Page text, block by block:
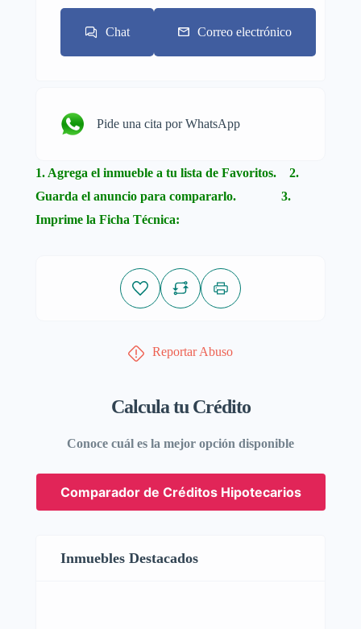
Chat Correo electrónico
Pide una cita por WhatsApp
1. Agrega el inmueble a tu lista de Favoritos. 2.
Guarda el anuncio para compararlo. 3.
Imprime la Ficha Técnica:
Reportar Abuso
Calcula tu Crédito
Conoce cuál es la mejor opción disponible
Comparador de Créditos Hipotecarios
Inmuebles Destacados